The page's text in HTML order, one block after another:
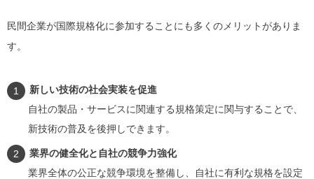
民間企業が国際規格化に参加することにも多くのメリットがありま
す。
新しい技術の社会実装を促進
自社の製品・サービスに関連する規格策定に関与することで、
新技術の普及を後押しできます。
業界の健全化と自社の競争力強化
業界全体の公正な競争環境を整備し、自社に有利な規格を設定